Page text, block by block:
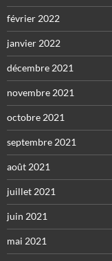
février 2022
janvier 2022
décembre 2021
novembre 2021
octobre 2021
septembre 2021
août 2021
juillet 2021
juin 2021
mai 2021